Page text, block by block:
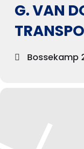
G. VAN
Bossekamp